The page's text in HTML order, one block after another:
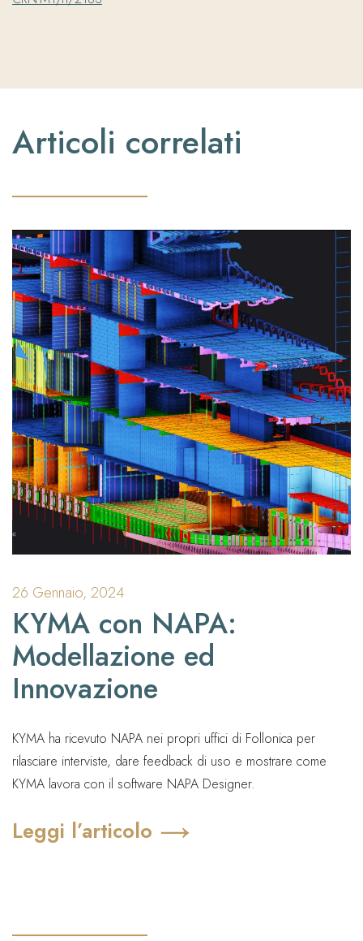
Articoli correlati
26 Gennaio, 2024
KYMA con NAPA:
Modellazione ed
Innovazione
KYMA ha ricevuto NAPA nei propri uffici di Follonica per
rilasciare interviste, dare feedback di uso e mostrare come
KYMA lavora con il software NAPA Designer.
Leggi l’articolo